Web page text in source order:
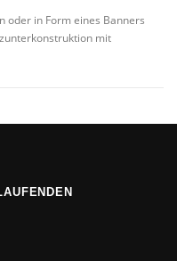
oder in Form eines Banners
mit